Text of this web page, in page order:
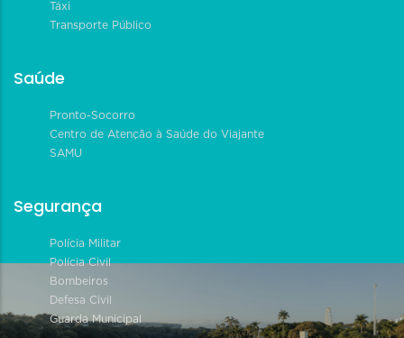
Táxi
Transporte Público
Saúde
Pronto-Socorro
Centro de Atenção à Saúde do Viajante
SAMU
Segurança
Polícia Militar
Polícia Civil
Bombeiros
Defesa Civil
Guarda Municipal